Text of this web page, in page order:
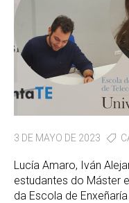
3 DE MAYO DE 2023
Lucía Amaro, Iván
estudantes do Máster
da Escola de